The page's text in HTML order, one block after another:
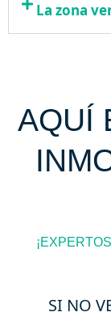
La zona
AQUÍ
SI NO